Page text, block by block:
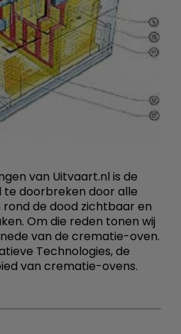
van Uitvaart.nl is de
te doorbreken door alle
de dood zichtbaar en
Om die reden tonen wij
van de crematie-oven.
Technologies, de
van crematie-ovens.